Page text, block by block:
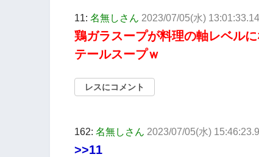
11: 名無しさん 2023/07/05(水)
鶏ガラスープが料理の軸レベル
テールスープｗ
レスにコメント
162: 名無しさん 2023/07/05(水)
>>11